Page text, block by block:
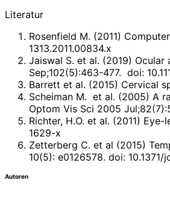
Literatur
Rosenfield M. (2011)
1313.2011.00834.x
Jaiswal S. et al. (2019)
Sep;102(5):463-477. doi:
Barrett et al. (2015) Cervical
Scheiman M. et al. (2005) A
Optom Vis Sci 2005
Richter, H.O. et al. (2011)
1629-x
Zetterberg C. et al (2015)
10(5): e0126578. doi: 10.1371/
Autoren